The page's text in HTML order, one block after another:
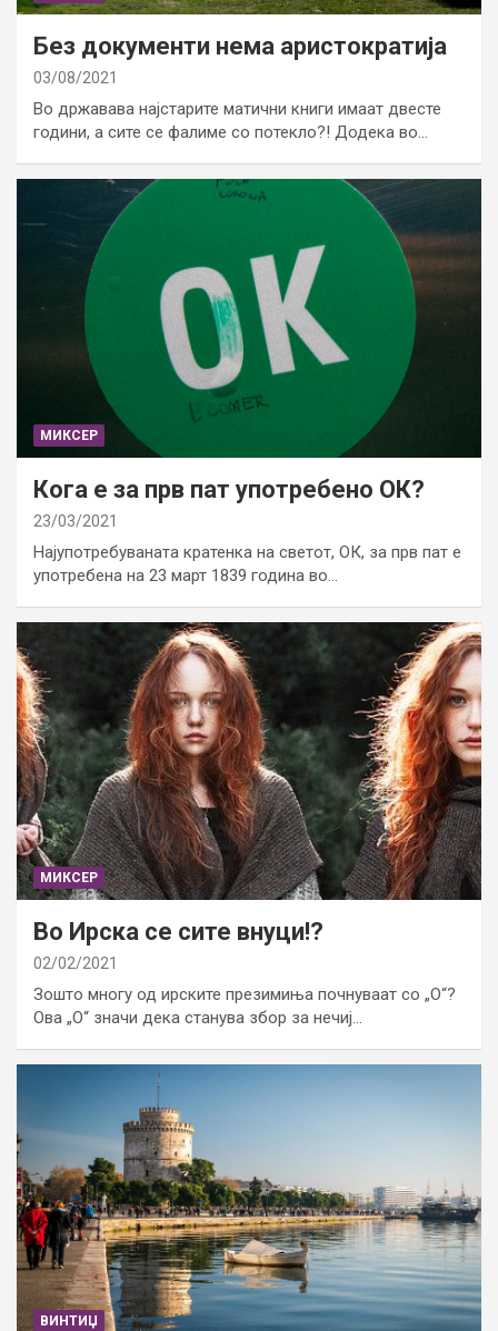
Без документи нема аристократија
03/08/2021
Во државава најстарите матични книги имаат двесте
години, а сите се фалиме со потекло?! Додека во…
МИКСЕР
Кога е за прв пат употребено ОК?
23/03/2021
Најупотребуваната кратенка на светот, ОК, за прв пат е
употребена на 23 март 1839 година во…
МИКСЕР
Во Ирска се сите внуци!?
02/02/2021
Зошто многу од ирските презимиња почнуваат со „О“?
Ова „О“ значи дека станува збор за нечиј…
ВИНТИЏ